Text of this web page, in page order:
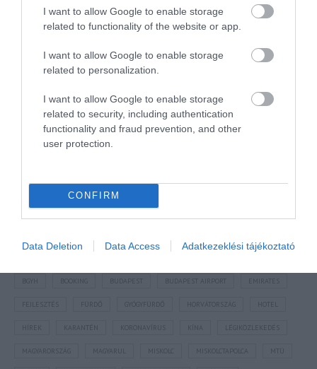
I want to allow Google to enable storage
related to functionality of the website or app.
I want to allow Google to enable storage
related to personalization.
I want to allow Google to enable storage
related to security, including authentication
functionality and fraud prevention, and other
user protection.
CONFIRM
Data Deletion Data Access Adatkezeklési tájékoztató
"Az ember, aki a tengert nézi, szerelemtől
KÖZÖSSÉGÜNK TÉGED IS VÁR!
BUDAPEST BUDAPEST AIRPORT EMIRATES
FEJLESZTÉS HORVÁTORSZÁG HOTEL
KARANTÉN LÉGIKÖZLEKEDÉS
MAGYARORSZÁG MISKOLCTAPOLCA MTÜ